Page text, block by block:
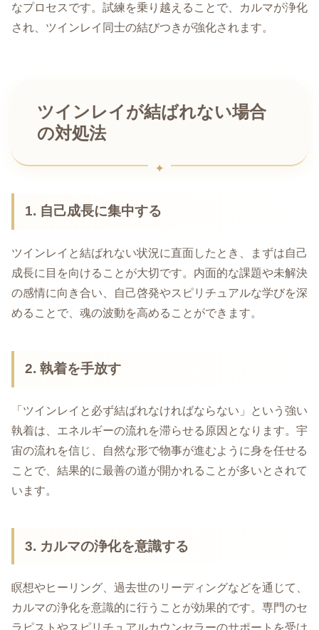
なプロセスです。試練を乗り越えることで、カルマが浄化
され、ツインレイ同士の結びつきが強化されます。
ツインレイが結ばれない場合
の対処法
1. 自己成長に集中する
ツインレイと結ばれない状況に直面したとき、まずは自己
成長に目を向けることが大切です。内面的な課題や未解決
の感情に向き合い、自己啓発やスピリチュアルな学びを深
めることで、魂の波動を高めることができます。
2. 執着を手放す
「ツインレイと必ず結ばれなければならない」という強い
執着は、エネルギーの流れを滞らせる原因となります。宇
宙の流れを信じ、自然な形で物事が進むように身を任せる
ことで、結果的に最善の道が開かれることが多いとされて
います。
3. カルマの浄化を意識する
瞑想やヒーリング、過去世のリーディングなどを通じて、
カルマの浄化を意識的に行うことが効果的です。専門のセ